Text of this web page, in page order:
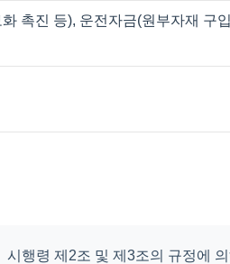
촉진 등), 운전자금(원부자재 구
시행령 제2조 및 제3조의 규정에